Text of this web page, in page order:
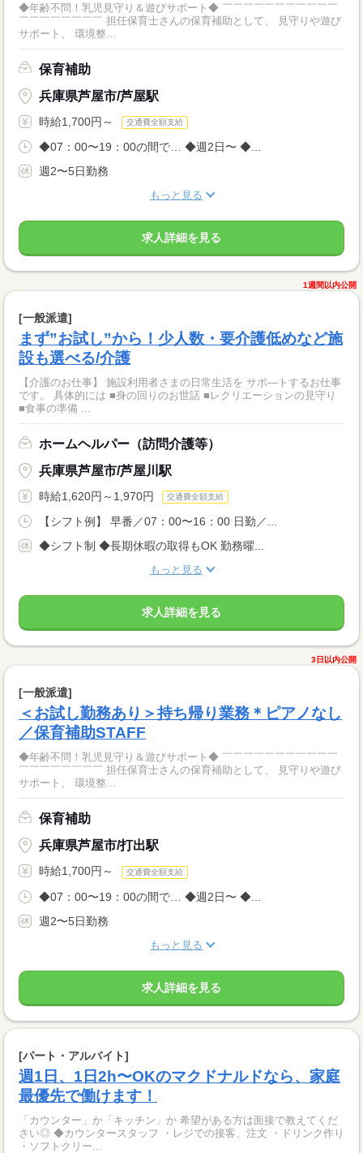
◆年齢不問！乳児見守り＆遊びサポート◆ ￣￣￣￣￣￣￣￣￣￣￣
￣￣￣￣￣￣￣￣ 担任保育士さんの保育補助として、 見守りや遊び
サポート、 環境整...
保育補助
兵庫県芦屋市/芦屋駅
時給1,700円～ 交通費全額支給
◆07：00〜19：00の間で… ◆週2日〜 ◆...
週2〜5日勤務
もっと見る
求人詳細を見る
1週間以内公開
[一般派遣]
まず”お試し”から！少人数・要介護低めなど施
設も選べる/介護
【介護のお仕事】 施設利用者さまの日常生活を サポ―トするお仕事
です。 具体的には ■身の回りのお世話 ■レクリエーションの見守り
■食事の準備 ...
ホームヘルパー（訪問介護等）
兵庫県芦屋市/芦屋川駅
時給1,620円～1,970円 交通費全額支給
【シフト例】 早番／07：00〜16：00 日勤／...
◆シフト制 ◆長期休暇の取得もOK 勤務曜...
もっと見る
求人詳細を見る
3日以内公開
[一般派遣]
＜お試し勤務あり＞持ち帰り業務＊ピアノなし
／保育補助STAFF
◆年齢不問！乳児見守り＆遊びサポート◆ ￣￣￣￣￣￣￣￣￣￣￣
￣￣￣￣￣￣￣￣ 担任保育士さんの保育補助として、 見守りや遊び
サポート、 環境整...
保育補助
兵庫県芦屋市/打出駅
時給1,700円～ 交通費全額支給
◆07：00〜19：00の間で… ◆週2日〜 ◆...
週2〜5日勤務
もっと見る
求人詳細を見る
[パート・アルバイト]
週1日、1日2h〜OKのマクドナルドなら、家庭
最優先で働けます！
「カウンター」か「キッチン」か 希望がある方は面接で教えてくだ
さい◎ ◆カウンタースタッフ ・レジでの接客、注文 ・ドリンク作り
・ソフトクリー...